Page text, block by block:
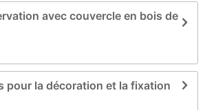
avec couvercle en bois de
pour la décoration et la fixation